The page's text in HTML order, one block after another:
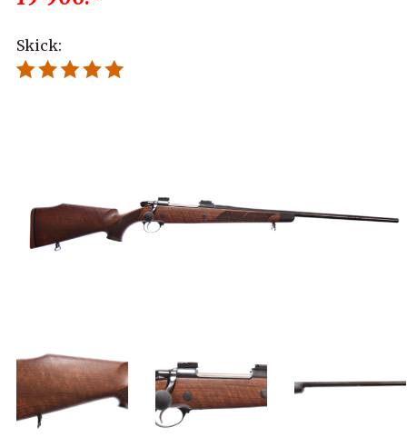
Skick: